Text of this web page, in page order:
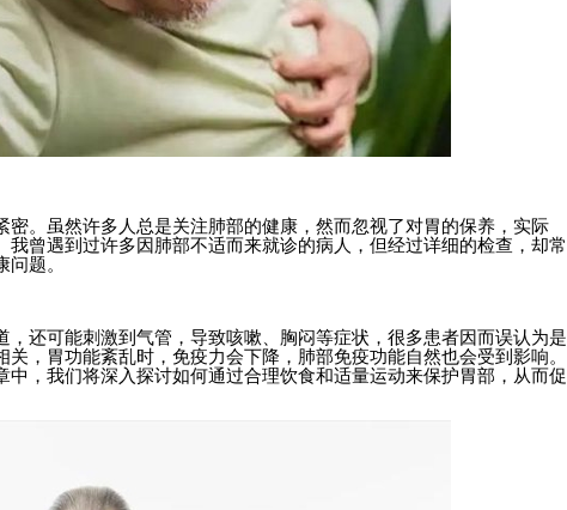
密。虽然许多人总是关注肺部的健康，然而忽视了对胃的保养，实际
我曾遇到过许多因肺部不适而来就诊的病人，但经过详细的检查，却常
题。
，还可能刺激到气管，导致咳嗽、胸闷等症状，很多患者因而误认为是
，胃功能紊乱时，免疫力会下降，肺部免疫功能自然也会受到影响。
，我们将深入探讨如何通过合理饮食和适量运动来保护胃部，从而促